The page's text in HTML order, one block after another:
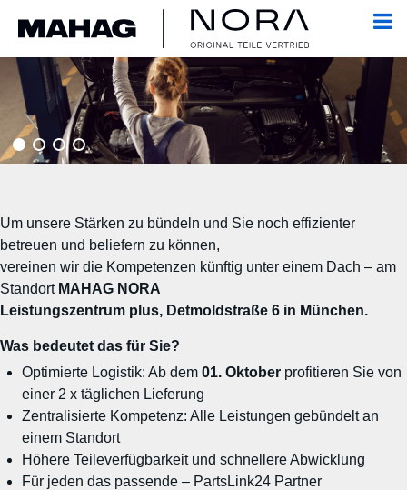
Um unsere Stärken zu bündeln und Sie noch effizienter
betreuen und beliefern zu können,
vereinen wir die Kompetenzen künftig unter einem Dach – am
Standort MAHAG NORA
Leistungszentrum plus, Detmoldstraße 6 in München.
Was bedeutet das für Sie?
Optimierte Logistik: Ab dem 01. Oktober profitieren Sie von
einer 2 x täglichen Lieferung
Zentralisierte Kompetenz: Alle Leistungen gebündelt an
einem Standort
Höhere Teileverfügbarkeit und schnellere Abwicklung
Für jeden das passende – PartsLink24 Partner